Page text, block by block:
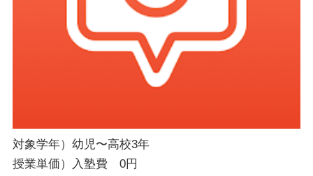
対象学年）幼児〜高校3年
授業単価）入塾費 0円